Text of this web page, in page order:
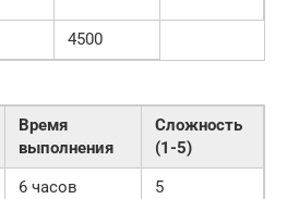
4500
Время
выполнения
Сложность
(1-5)
6 часов
5